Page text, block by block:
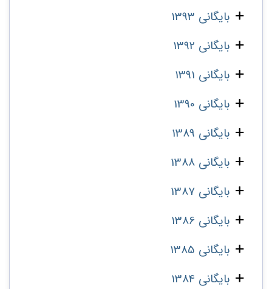
بایگانی 1393
بایگانی 1392
بایگانی 1391
بایگانی 1390
بایگانی 1389
بایگانی 1388
بایگانی 1387
بایگانی 1386
بایگانی 1385
بایگانی 1384